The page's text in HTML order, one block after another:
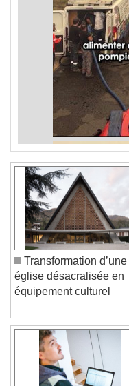
Transformation d’une
église désacralisée en